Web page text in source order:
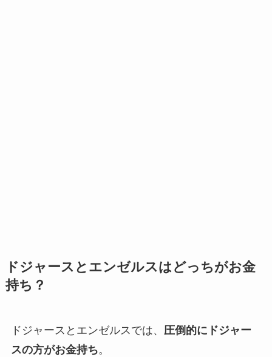
ドジャースとエンゼルスはどっちがお金
持ち？
ドジャースとエンゼルスでは、 圧倒的にドジャー
スの方がお金持ち。